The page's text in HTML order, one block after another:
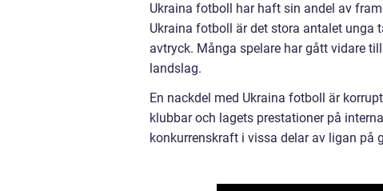
Ukraina fotboll har haft sin andel av
Ukraina fotboll är det stora antalet
avtryck. Många spelare har gått vidare
landslag.
En nackdel med Ukraina fotboll är
klubbar och lagets prestationer på
konkurrenskraft i vissa delar av ligan på